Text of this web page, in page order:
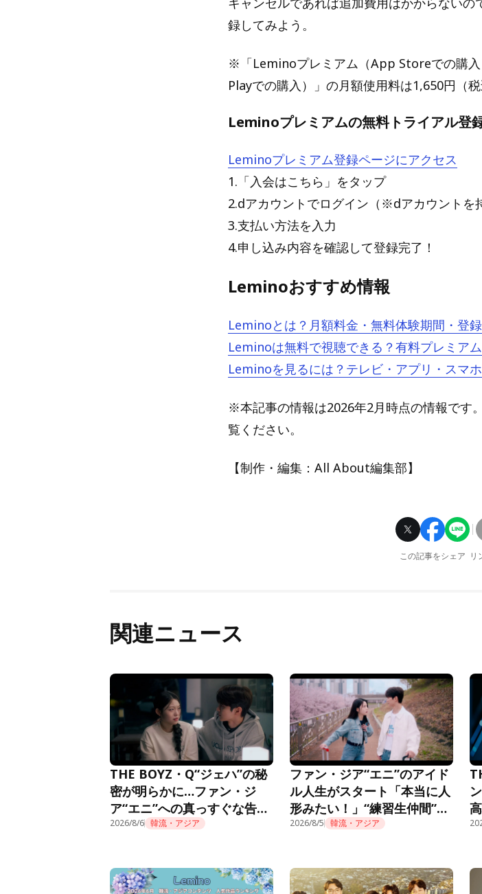
録してみよう。
※「Leminoプレミアム（App Storeでの購
Playでの購入）」の月額使用料は1,650円（税
Leminoプレミアムの無料トライアル登
Leminoプレミアム登録ページにアクセス
1.「入会はこちら」をタップ
2.dアカウントでログイン（※dアカウントを
3.支払い方法を入力
4.申し込み内容を確認して登録完了！
Leminoおすすめ情報
Leminoとは？月額料金・無料体験期間・登
Leminoは無料で視聴できる？有料プレミア
Leminoを見るには？テレビ・アプリ・スマ
※本記事の情報は2026年2月時点の情報です
覧ください。
【制作・編集：All About編集部】
この記事をシェア リ
関連ニュース
THE BOYZ・Q“ジェハ”の秘
密が明らかに…ファン・ジ
ア“エニ”への真っすぐな告白
に胸キュン＜推しデビュー＞
2026/8/6 韓流・アジア
ファン・ジア“エニ”のアイド
ル人生がスタート「本当に人
形みたい！」“練習生仲間”も
話題に＜推しデビュー＞
2026/8/5 韓流・アジア